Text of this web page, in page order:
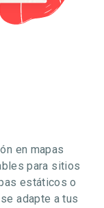
en mapas
para sitios
estáticos o
adapte a tus